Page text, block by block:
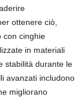
ottenere ciò,
con cinghie
in materiali
stabilità durante le
avanzati includono
migliorano